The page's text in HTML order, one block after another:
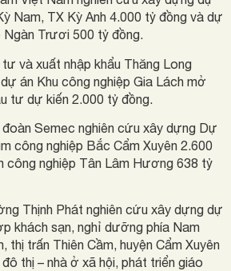
Nam, TX Kỳ Anh 4.000 tỷ đồng và dự
Trươi 500 tỷ đồng.
và xuất nhập khẩu Thăng Long
án Khu công nghiệp Gia Lách mở
tư dự kiến 2.000 tỷ đồng.
Semec nghiên cứu xây dựng Dự
công nghiệp Bắc Cẩm Xuyên 2.600
công nghiệp Tân Lâm Hương 638 tỷ
Thịnh Phát nghiên cứu xây dựng dự
khách sạn, nghỉ dưỡng phía Nam
thị trấn Thiên Cầm, huyện Cẩm Xuyên
thị – nhà ở xã hội, phát triển giáo